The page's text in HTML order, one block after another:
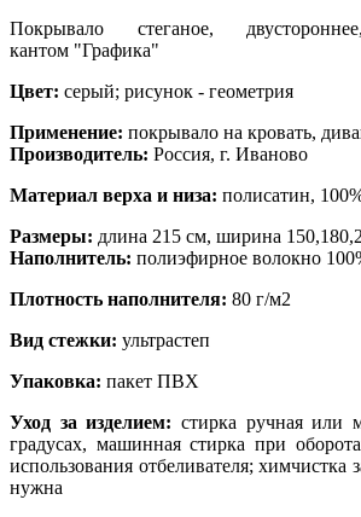
Покрывало стеганое,
кантом "Графика"
Цвет: серый; рисунок - геометрия
Применение: покрывало на кровать,
Производитель: Россия, г. Иваново
Материал верха и низа: полисатин,
Размеры: длина 215 см, ширина
Наполнитель: полиэфирное волокно
Плотность наполнителя: 80 г/м2
Вид стежки: ультрастеп
Упаковка: пакет ПВХ
Уход за изделием: стирка ручная или
градусах, машинная стирка при
использования отбеливателя; химчистка
нужна